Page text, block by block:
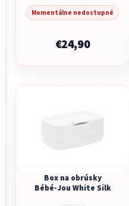
Momentálne nedostupné
€24,90
Box na obrúsky
Bébé-Jou White Silk